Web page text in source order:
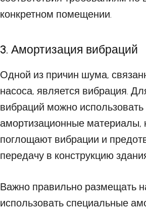
конкретном помещении.
3. Амортизация вибраций
Одной из причин шума,
насоса, является вибрация.
вибраций можно
амортизационные материалы,
поглощают вибрации и
передачу в конструкцию
Важно правильно размещать
использовать специальные